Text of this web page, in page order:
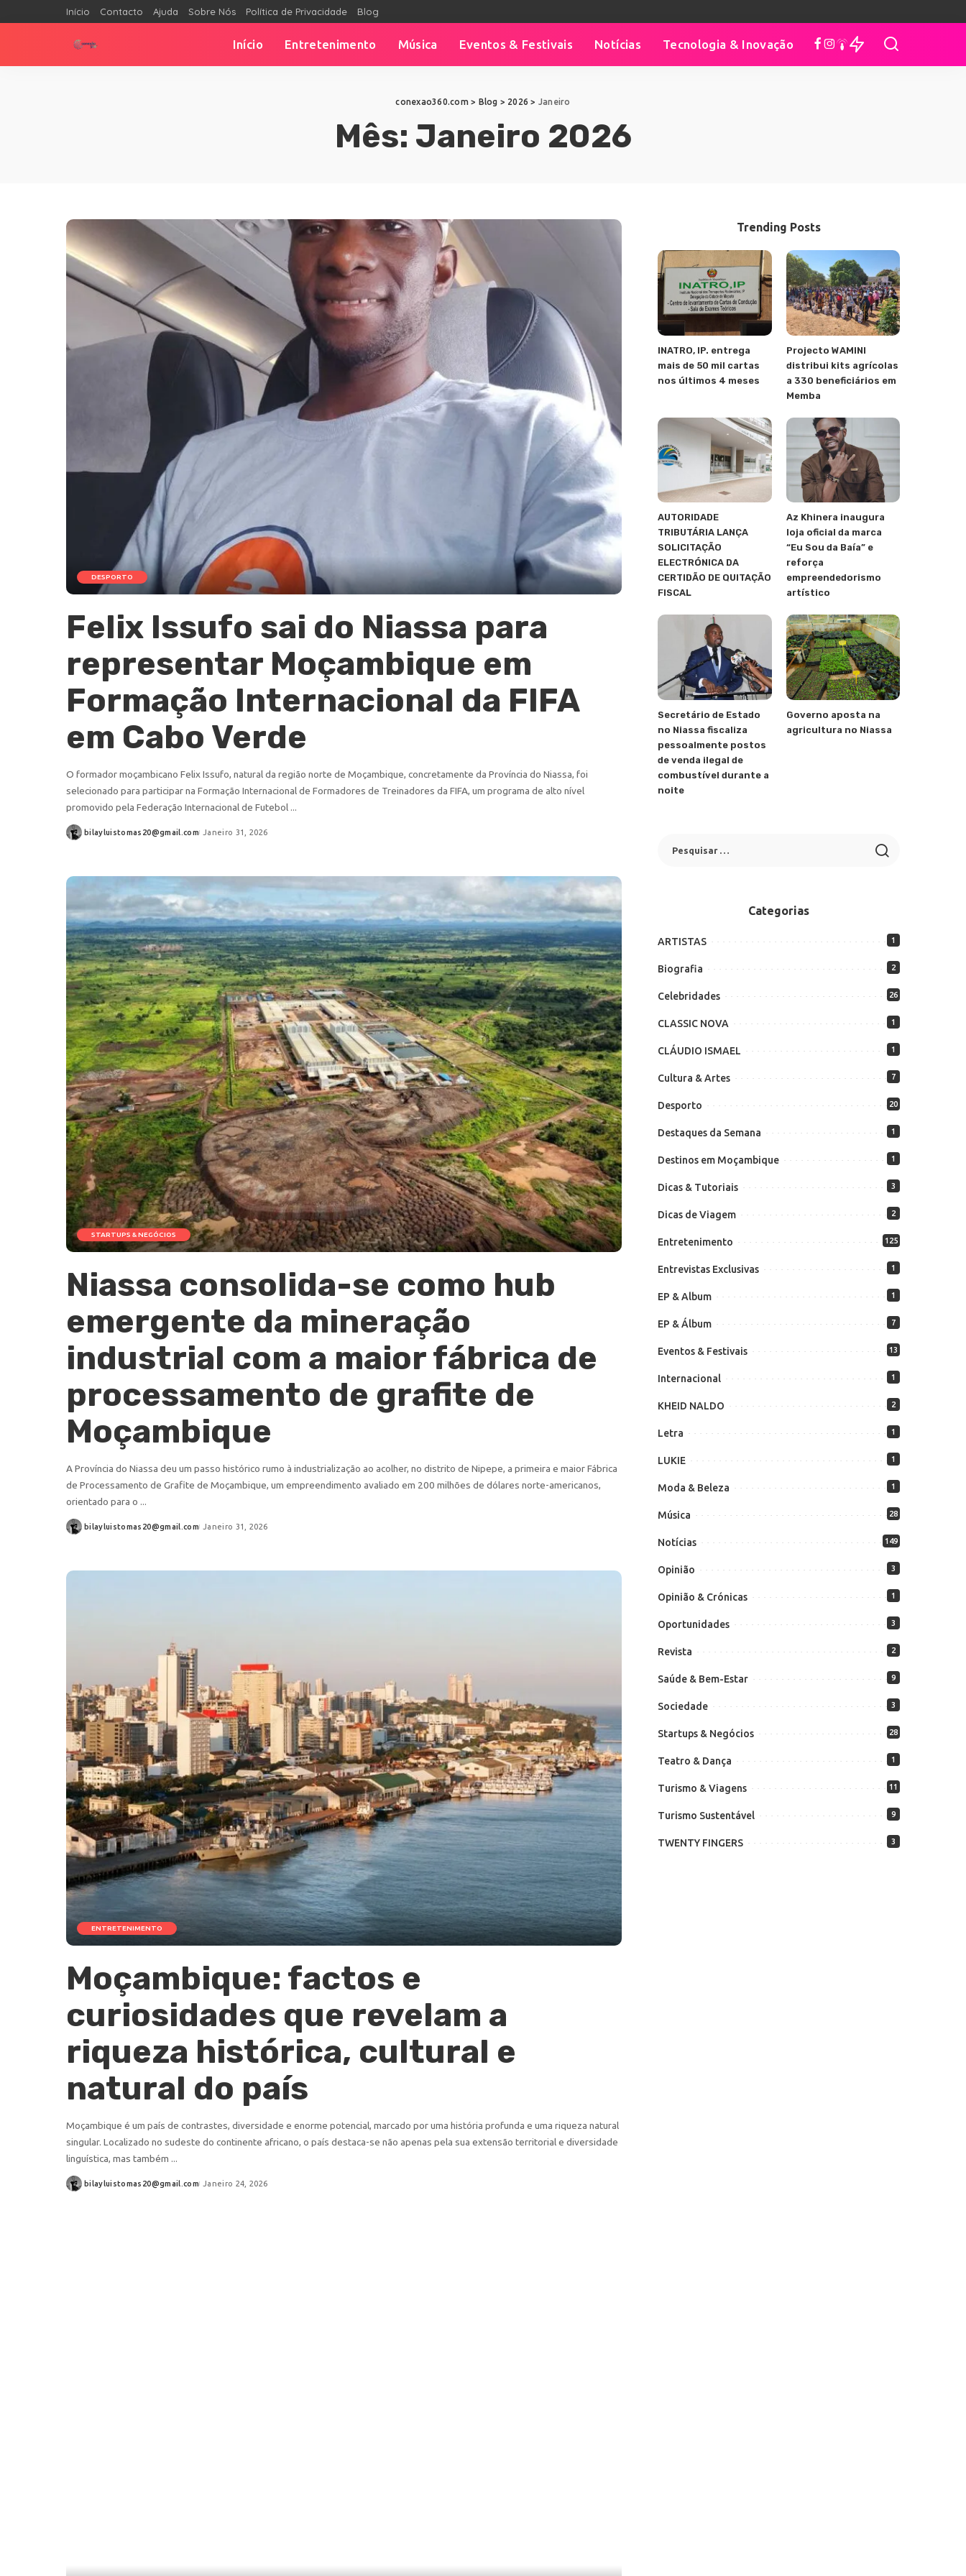
Início Contacto Ajuda Sobre Nós Política de Privacidade Blog
Início Entretenimento Música Eventos & Festivais Notícias Tecnologia & Inovação
conexao360.com> Blog > 2026 > Janeiro
Mês: Janeiro 2026
DESPORTO
Felix Issufo sai do Niassa para
representar Moçambique em
Formação Internacional da FIFA
em Cabo Verde
O formador moçambicano Felix Issufo, natural da região norte de Moçambique, concretamente da Província do Niassa, foi
selecionado para participar na Formação Internacional de Formadores de Treinadores da FIFA, um programa de alto nível
promovido pela Federação Internacional de Futebol ...
bilayluistomas20@gmail.com Janeiro 31, 2026
STARTUPS & NEGÓCIOS
Niassa consolida-se como hub
emergente da mineração
industrial com a maior fábrica de
processamento de grafite de
Moçambique
A Província do Niassa deu um passo histórico rumo à industrialização ao acolher, no distrito de Nipepe, a primeira e maior Fábrica
de Processamento de Grafite de Moçambique, um empreendimento avaliado em 200 milhões de dólares norte-americanos,
orientado para o ...
bilayluistomas20@gmail.com Janeiro 31, 2026
ENTRETENIMENTO
Moçambique: factos e
curiosidades que revelam a
riqueza histórica, cultural e
natural do país
Moçambique é um país de contrastes, diversidade e enorme potencial, marcado por uma história profunda e uma riqueza natural
singular. Localizado no sudeste do continente africano, o país destaca-se não apenas pela sua extensão territorial e diversidade
linguística, mas também ...
bilayluistomas20@gmail.com Janeiro 24, 2026
Trending Posts
INATRO, IP. entrega
mais de 50 mil cartas
nos últimos 4 meses
Projecto WAMINI
distribui kits agrícolas
a 330 beneficiários em
Memba
AUTORIDADE
TRIBUTÁRIA LANÇA
SOLICITAÇÃO
ELECTRÓNICA DA
CERTIDÃO DE QUITAÇÃO
FISCAL
Az Khinera inaugura
loja oficial da marca
“Eu Sou da Baía” e
reforça
empreendedorismo
artístico
Secretário de Estado
no Niassa fiscaliza
pessoalmente postos
de venda ilegal de
combustível durante a
noite
Governo aposta na
agricultura no Niassa
Categorias
ARTISTAS 1
Biografia 2
Celebridades 26
CLASSIC NOVA 1
CLÁUDIO ISMAEL 1
Cultura & Artes 7
Desporto 20
Destaques da Semana 1
Destinos em Moçambique 1
Dicas & Tutoriais 3
Dicas de Viagem 2
Entretenimento 125
Entrevistas Exclusivas 1
EP & Album 1
EP & Álbum 7
Eventos & Festivais 13
Internacional 1
KHEID NALDO 2
Letra 1
LUKIE 1
Moda & Beleza 1
Música 28
Notícias 149
Opinião 3
Opinião & Crónicas 1
Oportunidades 3
Revista 2
Saúde & Bem-Estar 9
Sociedade 3
Startups & Negócios 28
Teatro & Dança 1
Turismo & Viagens 11
Turismo Sustentável 9
TWENTY FINGERS 3